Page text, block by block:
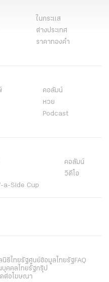
เบนจามิน เนทันยาฮู
ฐฉบับพิมพ์ ข่าวหน้า1
ในกระแส
ต่างประเทศ
ราคาทองคำ
คอลัมน์
หวย
Podcast
คอลัมน์
วิดีโอ
a-Side Cup
นิธิไทยรัฐศูนย์ข้อมูลไทยรัฐFAQ
คคลไทยรัฐกรุ๊ป
ต่อโฆษณา